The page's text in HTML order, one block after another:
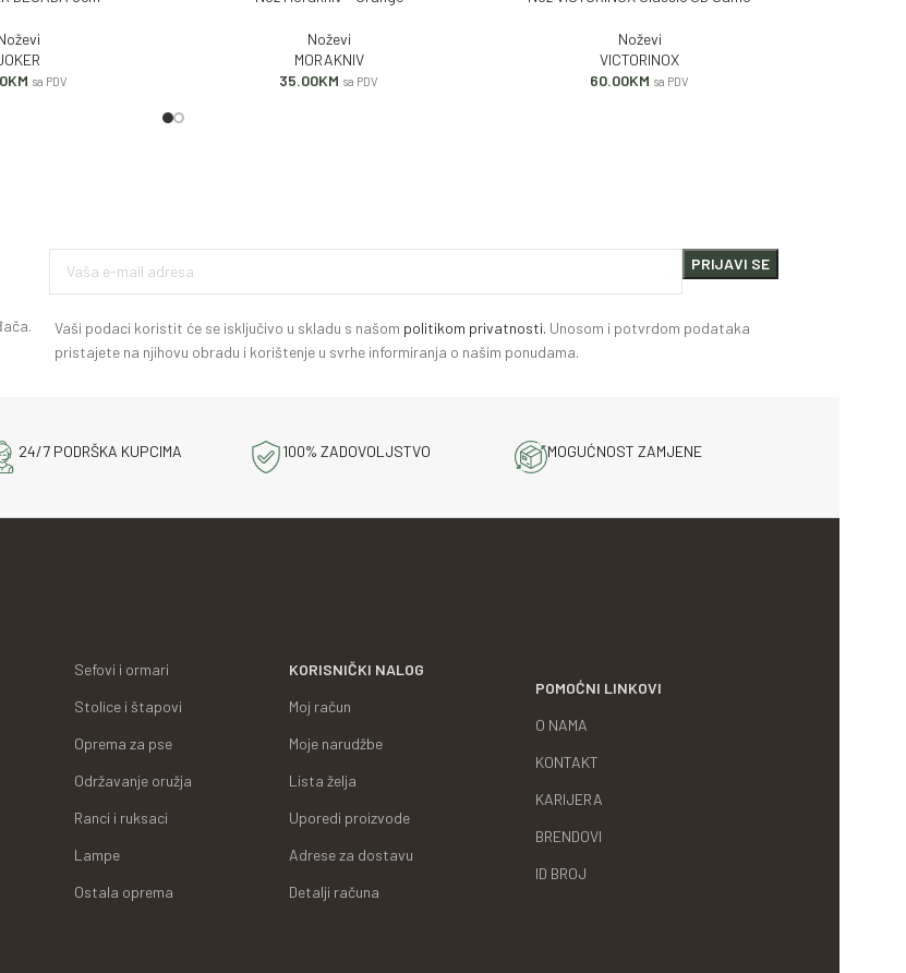
KM sa PDV
Noževi
MORAKNIV
35.00KM sa PDV
Noževi
VICTORINOX
60.00KM sa PDV
Vaši podaci koristit će se isključivo u skladu s našom politikom privatnosti. Unosom i potvrdom podataka
pristajete na njihovu obradu i korištenje u svrhe informiranja o našim ponudama.
24/7 PODRŠKA KUPCIMA 100% ZADOVOLJSTVO MOGUĆNOST ZAMJENE
Sefovi i ormari
Stolice i štapovi
Oprema za pse
Održavanje oružja
Ranci i ruksaci
Lampe
Ostala oprema
KORISNIČKI NALOG
Moj račun
Moje narudžbe
Lista želja
Uporedi proizvode
Adrese za dostavu
Detalji računa
POMOĆNI LINKOVI
O NAMA
KONTAKT
KARIJERA
BRENDOVI
ID BROJ